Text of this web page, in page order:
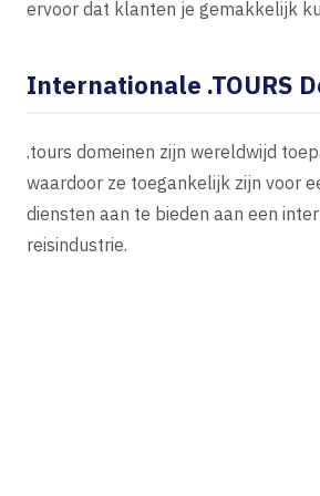
ervoor dat klanten je gemakkelijk
Internationale .TOURS
.tours domeinen zijn wereldwijd
waardoor ze toegankelijk zijn voor
diensten aan te bieden aan een
reisindustrie.